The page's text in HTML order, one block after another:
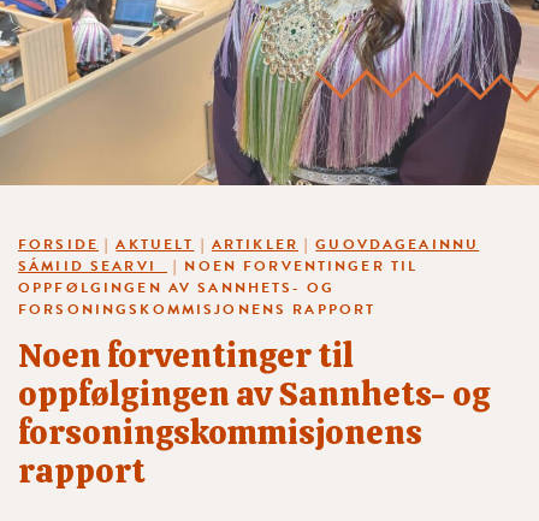
FORSIDE |AKTUELT | ARTIKLER |GUOVDAGEAINNU
SÁMIID SEARVI
| NOEN FORVENTINGER TIL
OPPFØLGINGEN AV SANNHETS- OG
FORSONINGSKOMMISJONENS RAPPORT
Noen forventinger til
oppfølgingen av Sannhets- og
forsoningskommisjonens
rapport